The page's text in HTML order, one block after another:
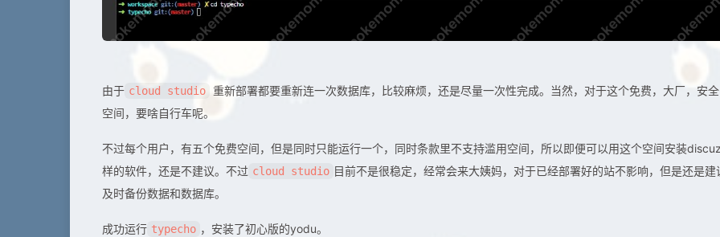
由于 cloud studio 重新部署都要重新连一次数据库，比较麻烦，还是尽量一次性完成。当然，对于这个免费，大厂，安
空间，要啥自行车呢。
不过每个用户，有五个免费空间，但是同时只能运行一个，同时条款里不支持滥用空间，所以即便可以用这个空间安装
样的软件，还是不建议。不过 cloud studio 目前不是很稳定，经常会来大姨妈，对于已经部署好的站不影响，但是还是建
及时备份数据和数据库。
成功运行 typecho ，安装了初心版的yodu。